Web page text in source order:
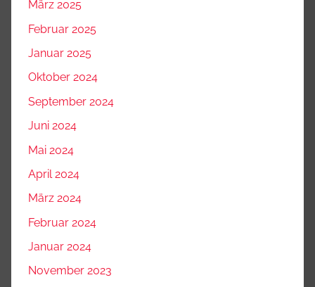
März 2025
Februar 2025
Januar 2025
Oktober 2024
September 2024
Juni 2024
Mai 2024
April 2024
März 2024
Februar 2024
Januar 2024
November 2023